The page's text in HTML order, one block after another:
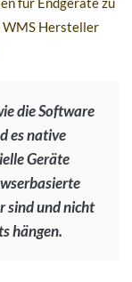
WMS Hersteller
die Software
es native
Geräte
sind und nicht
hängen.